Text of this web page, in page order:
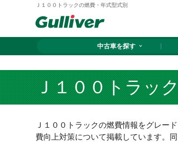
Ｊ１００トラックの燃費・年式型式別
中古車を探す
Ｊ１００トラッ
Ｊ１００トラックの燃費情報をグレー
費向上対策について掲載しています。